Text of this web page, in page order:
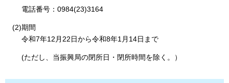
電話番号：0984(23)3164
(2)期間
令和7年12月22日から令和8年1月14日まで
(ただし、当振興局の閉所日・閉所時間を除く。）